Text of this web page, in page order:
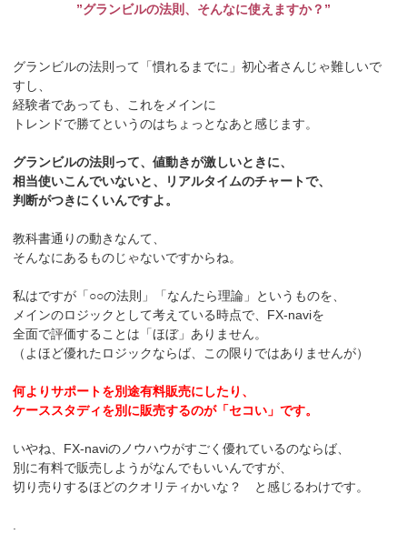
”グランビルの法則、そんなに使えますか？”
グランビルの法則って「慣れるまでに」初心者さんじゃ難しいで
すし、
経験者であっても、これをメインに
トレンドで勝てというのはちょっとなあと感じます。
グランビルの法則って、値動きが激しいときに、
相当使いこんでいないと、リアルタイムのチャートで、
判断がつきにくいんですよ。
教科書通りの動きなんて、
そんなにあるものじゃないですからね。
私はですが「○○の法則」「なんたら理論」というものを、
メインのロジックとして考えている時点で、FX-naviを
全面で評価することは「ほぼ」ありません。
（よほど優れたロジックならば、この限りではありませんが）
何よりサポートを別途有料販売にしたり、
ケーススタディを別に販売するのが「セコい」です。
いやね、FX-naviのノウハウがすごく優れているのならば、
別に有料で販売しようがなんでもいいんですが、
切り売りするほどのクオリティかいな？ と感じるわけです。